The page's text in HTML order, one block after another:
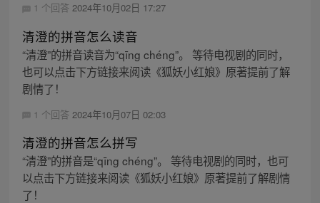
1 个回答 2024年10月02日 17:27
清澄的拼音怎么读音
“清澄”的拼音读音为“qīng chéng”。 等待电视剧的同时，
也可以点击下方链接来阅读《狐妖小红娘》原著提前了解
剧情了！
1 个回答 2024年10月07日 02:03
清澄的拼音怎么拼写
“清澄”的拼音是“qīng chéng”。 等待电视剧的同时，也可
以点击下方链接来阅读《狐妖小红娘》原著提前了解剧情
了！